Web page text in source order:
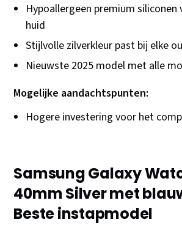
Hypoallergeen premium
huid
Stijlvolle zilverkleur past bij elke
Nieuwste 2025 model met alle
Mogelijke aandachtspunten:
Hogere investering voor het
Samsung Galaxy
40mm Silver met
Beste instapmodel